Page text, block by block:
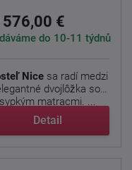
576,00 €
do 10-11 týdnů
Nicesa radí medzi
dvojlôžka so
sypkým matracmi. ...
Detail